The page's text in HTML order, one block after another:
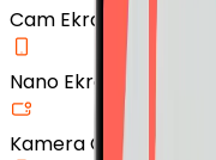
Cam Ekran Koruyucu
Nano Ekran Koruyucu
Kamera Cam Koruyucu